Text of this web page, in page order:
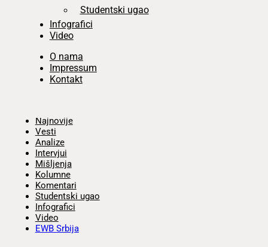
Studentski ugao
Infografici
Video
O nama
Impressum
Kontakt
Najnovije
Vesti
Analize
Intervjui
Mišljenja
Kolumne
Komentari
Studentski ugao
Infografici
Video
EWB Srbija